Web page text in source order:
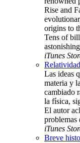
Rise and
origins to
Tens of
iTunes
Las ideas
materia y
cambiado
la física,
El autor
problemas
iTunes
Breve